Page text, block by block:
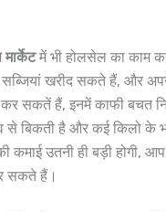
में भी होलसेल का काम
सब्जियां खरीद सकते हैं, और
सकतें हैं, इनमें काफी बचत
से बिकती है और कई किलो के
कमाई उतनी ही बड़ी होगी,
सकते हैं।